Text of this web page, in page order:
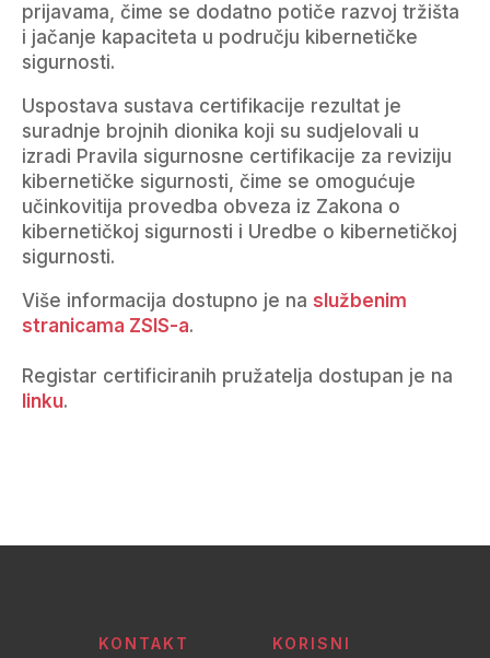
prijavama, čime se dodatno potiče razvoj tržišta
i jačanje kapaciteta u području kibernetičke
sigurnosti.
Uspostava sustava certifikacije rezultat je
suradnje brojnih dionika koji su sudjelovali u
izradi Pravila sigurnosne certifikacije za reviziju
kibernetičke sigurnosti, čime se omogućuje
učinkovitija provedba obveza iz Zakona o
kibernetičkoj sigurnosti i Uredbe o kibernetičkoj
sigurnosti.
Više informacija dostupno je na službenim
stranicama ZSIS-a.
Registar certificiranih pružatelja dostupan je na
linku.
KONTAKT
KORISNI